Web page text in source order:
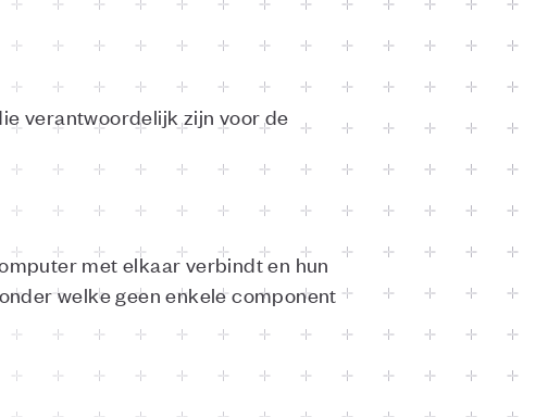
verantwoordelijk zijn voor de
met elkaar verbindt en hun
welke geen enkele component